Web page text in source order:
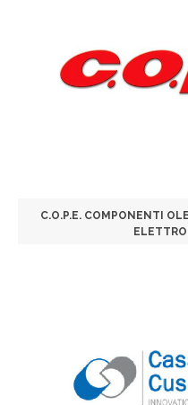
C.O.P.E. COMPONENTI